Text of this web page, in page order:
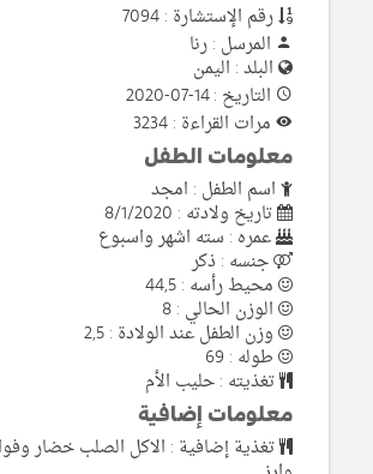
رقم الإستشارة : 7094
المرسل : رنا
البلد : اليمن
التاريخ : 14-07-2020
مرات القراءة : 3234
معلومات الطفل
اسم الطفل : امجد
تاريخ ولادته : 8/1/2020
عمره : سته اشهر واسبوع
جنسه : ذكر
محيط رأسه : 44,5
الوزن الحالي : 8
وزن الطفل عند الولادة : 2,5
طوله : 69
تغذيته : حليب الأم
معلومات إضافية
تغذية إضافية : الاكل الصلب خضار